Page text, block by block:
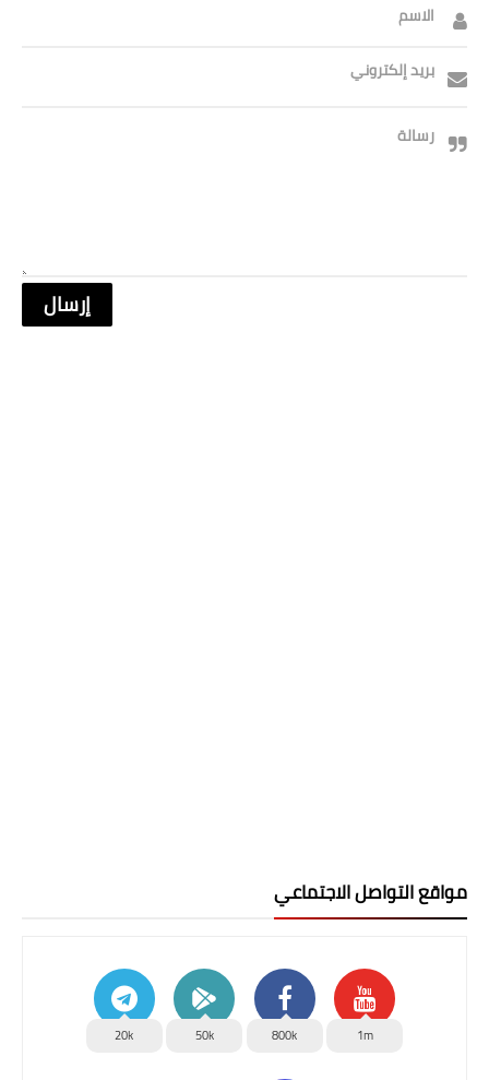
الاسم
بريد إلكتروني
رسالة
مواقع التواصل الاجتماعي
1m
800k
50k
20k